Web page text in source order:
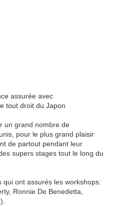
assurée avec
tout droit du Japon
un grand nombre de
pour le plus grand plaisir
de partout pendant leur
supers stages tout le long du
ont assurés les workshops:
Ronnie De Benedetta,